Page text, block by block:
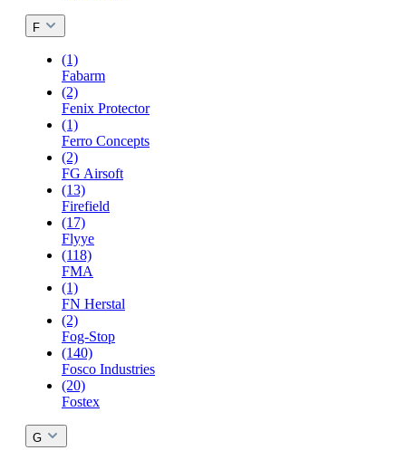
F
(1)
Fabarm
(2)
Fenix Protector
(1)
Ferro Concepts
(2)
FG Airsoft
(13)
Firefield
(17)
Flyye
(118)
FMA
(1)
FN Herstal
(2)
Fog-Stop
(140)
Fosco Industries
(20)
Fostex
G